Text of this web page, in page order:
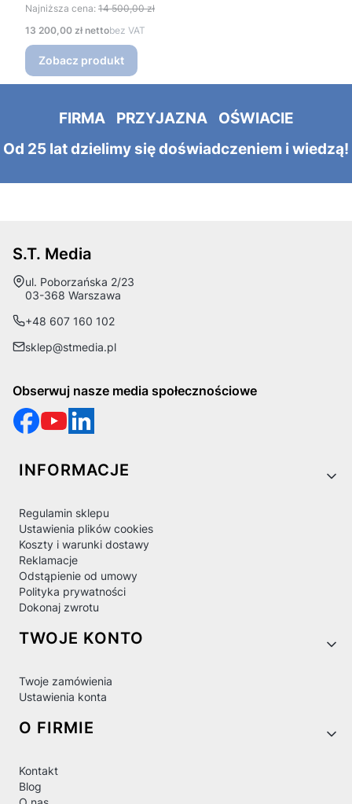
Najniższa cena: 14 500,00 zł
Cena
13 200,00 zł bez VAT
Zobacz produkt
FIRMA PRZYJAZNA OŚWIACIE
Od 25 lat dzielimy się doświadczeniem i wiedzą!
S.T. Media
Adres:
ul. Poborzańska 2/23
03-368 Warszawa
+48 607 160 102
sklep@stmedia.pl
Obserwuj nasze media społecznościowe
Linki w stopce
INFORMACJE
Regulamin sklepu
Ustawienia plików cookies
Koszty i warunki dostawy
Reklamacje
Odstąpienie od umowy
Polityka prywatności
Dokonaj zwrotu
TWOJE KONTO
Twoje zamówienia
Ustawienia konta
O FIRMIE
Kontakt
Blog